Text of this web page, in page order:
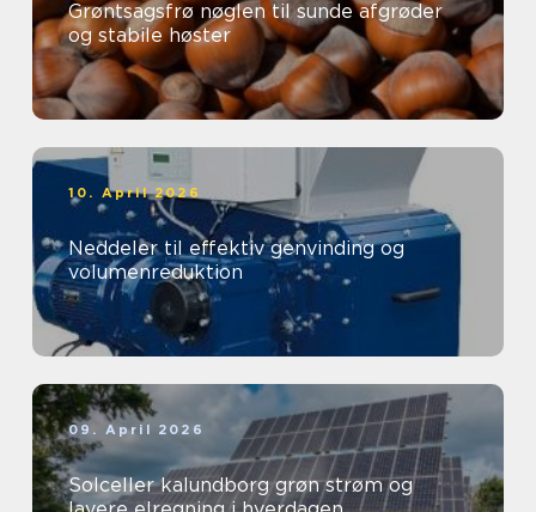
Grøntsagsfrø nøglen til sunde afgrøder
og stabile høster
10. April 2026
Neddeler til effektiv genvinding og
volumenreduktion
09. April 2026
Solceller kalundborg grøn strøm og